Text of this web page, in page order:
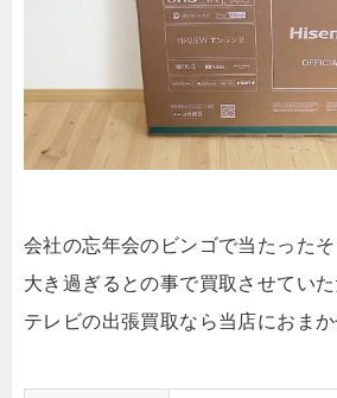
会社の忘年会のビンゴで当たった
大き過ぎるとの事で買取させていた
テレビの出張買取なら当店におまか